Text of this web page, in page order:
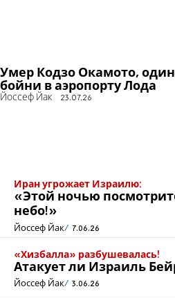
Умер Кодзо Окамото,
бойни в аэропорту Лода
Йоссеф Йак 23.07.26
Иран угрожает Израилю:
«Этой ночью
небо!»
Йоссеф Йак 7.06.26
«Хизбалла» разбушевалась!
Атакует ли Израиль
Йоссеф Йак 3.06.26